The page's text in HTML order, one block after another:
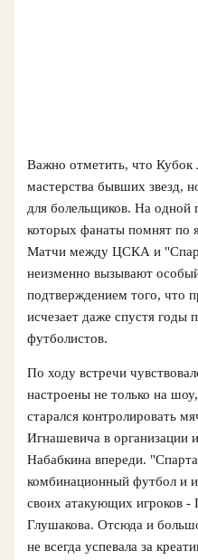
Важно отметить, что Кубок
мастерства бывших звезд,
для болельщиков. На одной
которых фанаты помнят по
Матчи между ЦСКА и
неизменно вызывают
подтверждением того, что
исчезает даже спустя годы
футболистов.
По ходу встречи
настроены не только на
старался контролировать
Игнашевича в организации
Набабкина впереди.
комбинационный футбол и
своих атакующих игроков -
Глушакова. Отсюда и
не всегда успевала за